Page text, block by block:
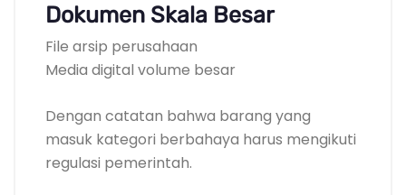
Dokumen Skala Besar
File arsip perusahaan
Media digital volume besar
Dengan catatan bahwa barang yang
masuk kategori berbahaya harus mengikuti
regulasi pemerintah.